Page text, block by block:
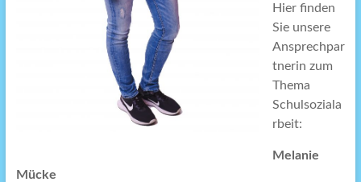
Hier finden
Sie unsere
Ansprechpar
tnerin zum
Thema
Schulsoziala
rbeit:
Melanie
Mücke